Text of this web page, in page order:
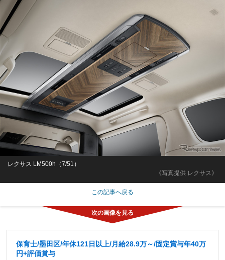
《写真提供 レクサス》
レクサス LM500h（7/51）
この記事へ戻る
保育士/墨田区/年休121日以上/月給28.9万～/固定賞与年40万
円+評価賞与